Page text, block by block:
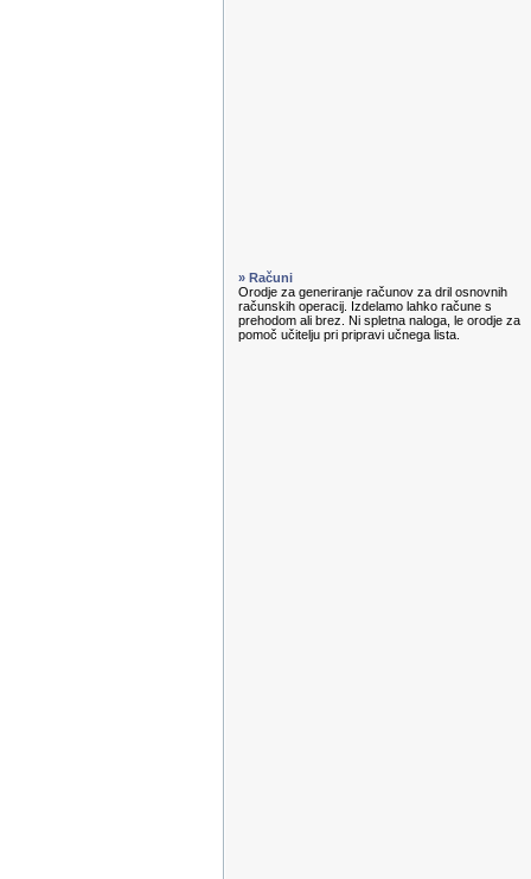
» Računi
Orodje za generiranje računov za dril osnovnih
računskih operacij. Izdelamo lahko račune s
prehodom ali brez. Ni spletna naloga, le orodje za
pomoč učitelju pri pripravi učnega lista.